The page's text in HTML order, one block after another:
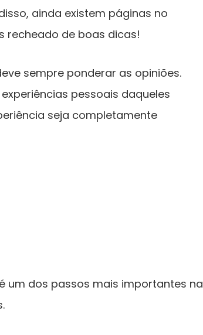
ainda existem páginas no
recheado de boas dicas!
sempre ponderar as opiniões.
pessoais daqueles
seja completamente
um dos passos mais importantes na